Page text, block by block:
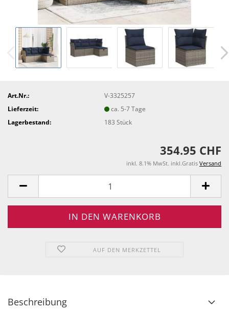
Art.Nr.:
V-3325257
Lieferzeit:
ca. 5-7 Tage
Lagerbestand:
183Stück
354.95 CHF
inkl. 8.1% MwSt. inkl.Gratis Versand
AUF DEN MERKZETTEL
Beschreibung